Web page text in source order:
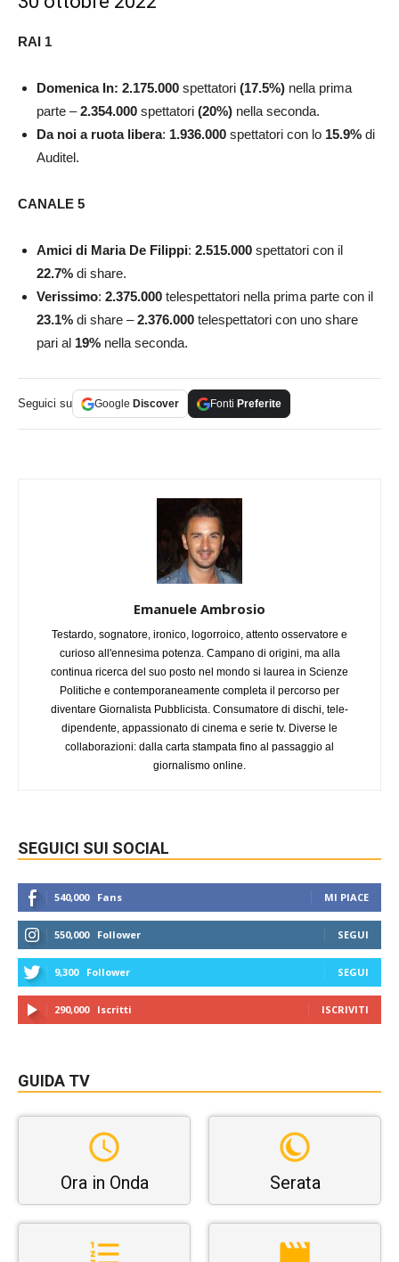
RAI 1
Domenica In: 2.175.000 spettatori (17.5%) nella prima
parte –2.354.000 spettatori (20%) nella seconda.
Da noi a ruota libera: 1.936.000 spettatori con lo 15.9% di
Auditel.
CANALE 5
Amici di Maria De Filippi: 2.515.000 spettatori con il
22.7% di share.
Verissimo: 2.375.000 telespettatori nella prima parte con il
23.1% di share –2.376.000 telespettatori con uno share
pari al 19% nella seconda.
Seguici su Google Discover Fonti Preferite
Emanuele Ambrosio
Testardo, sognatore, ironico, logorroico, attento osservatore e
curioso all'ennesima potenza. Campano di origini, ma alla
continua ricerca del suo posto nel mondo si laurea in Scienze
Politiche e contemporaneamente completa il percorso per
diventare Giornalista Pubblicista. Consumatore di dischi, tele-
dipendente, appassionato di cinema e serie tv. Diverse le
collaborazioni: dalla carta stampata fino al passaggio al
giornalismo online.
SEGUICI SUI SOCIAL
540,000 Fans MI PIACE
550,000 Follower SEGUI
9,300 Follower SEGUI
290,000 Iscritti ISCRIVITI
GUIDA TV
Ora in Onda Serata